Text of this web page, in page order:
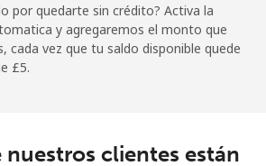
por quedarte sin crédito? Activa la
y agregaremos el monto que
cada vez que tu saldo disponible quede
⁦£5⁩.
nuestros clientes están